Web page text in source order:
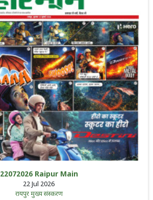
22072026 Raipur Main
22 Jul 2026
रायपुर मुख्य संस्करण